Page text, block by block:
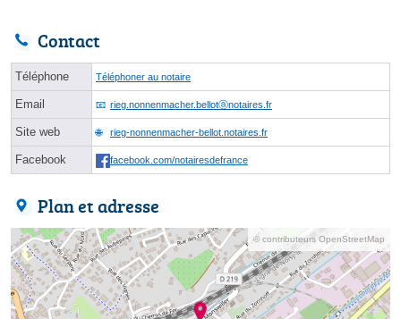
Contact
Téléphone Téléphoner au notaire
Email rieg.nonnenmacher.bellotⓐnotaires.fr
Site web rieg-nonnenmacher-bellot.notaires.fr
Facebook facebook.com/notairesdefrance
Plan et adresse
© contributeurs OpenStreetMap